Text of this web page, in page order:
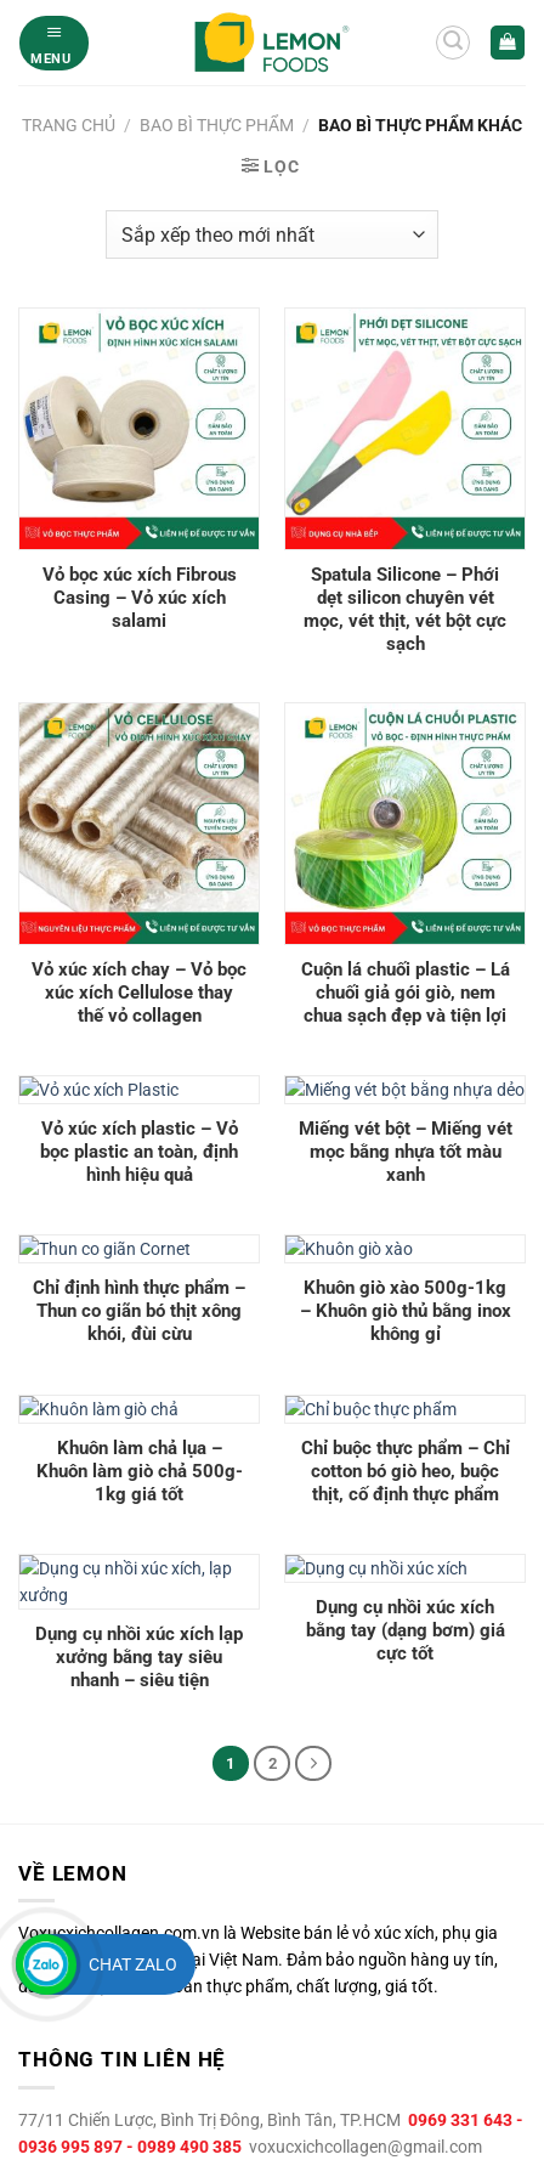
qua
MENU
TRANG CHỦ / BAO BÌ THỰC PHẨM / BAO BÌ THỰC PHẨM KHÁC
LỌC
Vỏ bọc xúc xích Fibrous
Casing – Vỏ xúc xích
salami
Spatula Silicone – Phới
dẹt silicon chuyên vét
mọc, vét thịt, vét bột cực
sạch
Vỏ xúc xích chay – Vỏ bọc
xúc xích Cellulose thay
thế vỏ collagen
Cuộn lá chuối plastic – Lá
chuối giả gói giò, nem
chua sạch đẹp và tiện lợi
Vỏ xúc xích plastic – Vỏ
bọc plastic an toàn, định
hình hiệu quả
Miếng vét bột – Miếng vét
mọc bằng nhựa tốt màu
xanh
Chỉ định hình thực phẩm –
Thun co giãn bó thịt xông
khói, đùi cừu
Khuôn giò xào 500g-1kg
– Khuôn giò thủ bằng inox
không gỉ
Khuôn làm chả lụa –
Khuôn làm giò chả 500g-
1kg giá tốt
Chỉ buộc thực phẩm – Chỉ
cotton bó giò heo, buộc
thịt, cố định thực phẩm
Dụng cụ nhồi xúc xích lạp
xưởng bằng tay siêu
nhanh – siêu tiện
Dụng cụ nhồi xúc xích
bằng tay (dạng bơm) giá
cực tốt
1 2
VỀ LEMON
Voxucxichcollagen.com.vn là Website bán lẻ vỏ xúc xích, phụ gia
thực phẩm trực tuyến tại Việt Nam. Đảm bảo nguồn hàng uy tín,
đảm bảo vệ sinh an toàn thực phẩm, chất lượng, giá tốt.
THÔNG TIN LIÊN HỆ
77/11 Chiến Lược, Bình Trị Đông, Bình Tân, TP.HCM 0969 331 643 -
0936 995 897 - 0989 490 385 voxucxichcollagen@gmail.com
CHAT ZALO